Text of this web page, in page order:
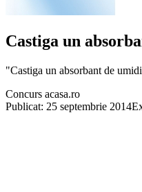
Castiga un
"Castiga un absorbant de
Concurs acasa.ro
Publicat: 25 septembrie 2014